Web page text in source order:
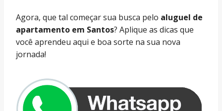
Agora, que tal começar sua busca pelo aluguel de
apartamento em Santos? Aplique as dicas que
você aprendeu aqui e boa sorte na sua nova
jornada!